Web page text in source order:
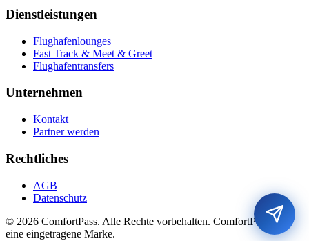
Dienstleistungen
Flughafenlounges
Fast Track & Meet & Greet
Flughafentransfers
Unternehmen
Kontakt
Partner werden
Rechtliches
AGB
Datenschutz
© 2026 ComfortPass. Alle Rechte vorbehalten. ComfortPass® ist
eine eingetragene Marke.